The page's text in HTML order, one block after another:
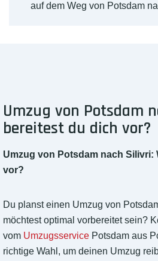
auf dem Weg von Potsdam
Umzug von Potsdam
bereitest du dich vor?
Umzug von Potsdam nach Silivri:
vor?
Du planst einen Umzug von
möchtest optimal vorbereitet sein?
vom Umzugsservice Potsdam aus
richtige Wahl, um deinen Umzug